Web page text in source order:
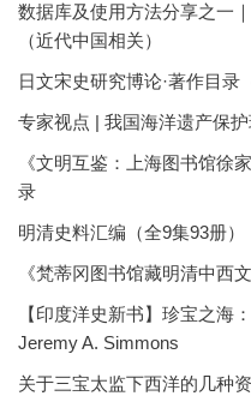
数据库及使用方法分享之一
（近代中国相关）
日文宋史研究博论·著作目录
专家视点 | 我国海洋遗产保
《文明互鉴：上海图书馆徐
录
明清史料汇编（全9集93册）
《梵蒂冈图书馆藏明清中西
【印度洋史新书】珍宝之海
Jeremy A. Simmons
关于三宝太监下西洋的几种